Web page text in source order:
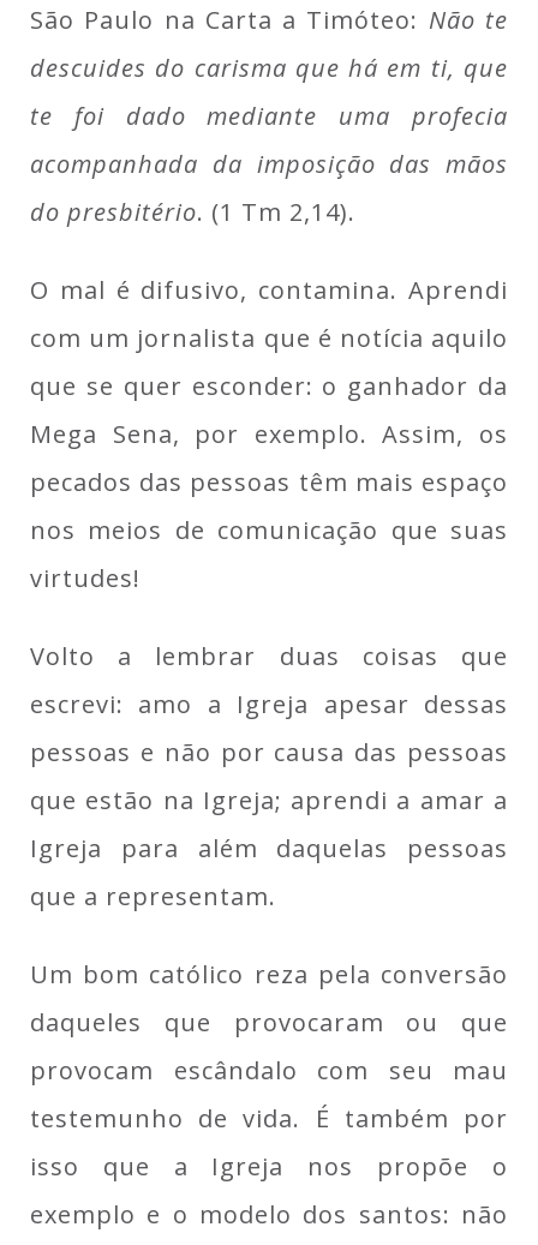
São Paulo na Carta a Timóteo: Não te
descuides do carisma que há em ti, que
te foi dado mediante uma profecia
acompanhada da imposição das mãos
do presbitério. (1 Tm 2,14).
O mal é difusivo, contamina. Aprendi
com um jornalista que é notícia aquilo
que se quer esconder: o ganhador da
Mega Sena, por exemplo. Assim, os
pecados das pessoas têm mais espaço
nos meios de comunicação que suas
virtudes!
Volto a lembrar duas coisas que
escrevi: amo a Igreja apesar dessas
pessoas e não por causa das pessoas
que estão na Igreja; aprendi a amar a
Igreja para além daquelas pessoas
que a representam.
Um bom católico reza pela conversão
daqueles que provocaram ou que
provocam escândalo com seu mau
testemunho de vida. É também por
isso que a Igreja nos propõe o
exemplo e o modelo dos santos: não